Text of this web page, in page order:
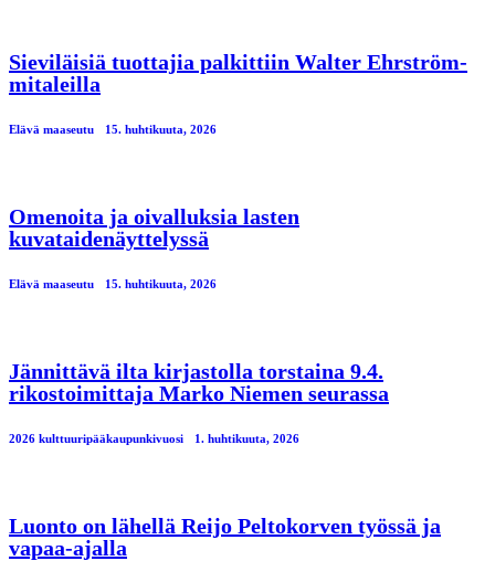
Sieviläisiä tuottajia palkittiin Walter Ehrström-
mitaleilla
Elävä maaseutu 15. huhtikuuta, 2026
Omenoita ja oivalluksia lasten
kuvataidenäyttelyssä
Elävä maaseutu 15. huhtikuuta, 2026
Jännittävä ilta kirjastolla torstaina 9.4.
rikostoimittaja Marko Niemen seurassa
2026 kulttuuripääkaupunkivuosi 1. huhtikuuta, 2026
Luonto on lähellä Reijo Peltokorven työssä ja
vapaa-ajalla